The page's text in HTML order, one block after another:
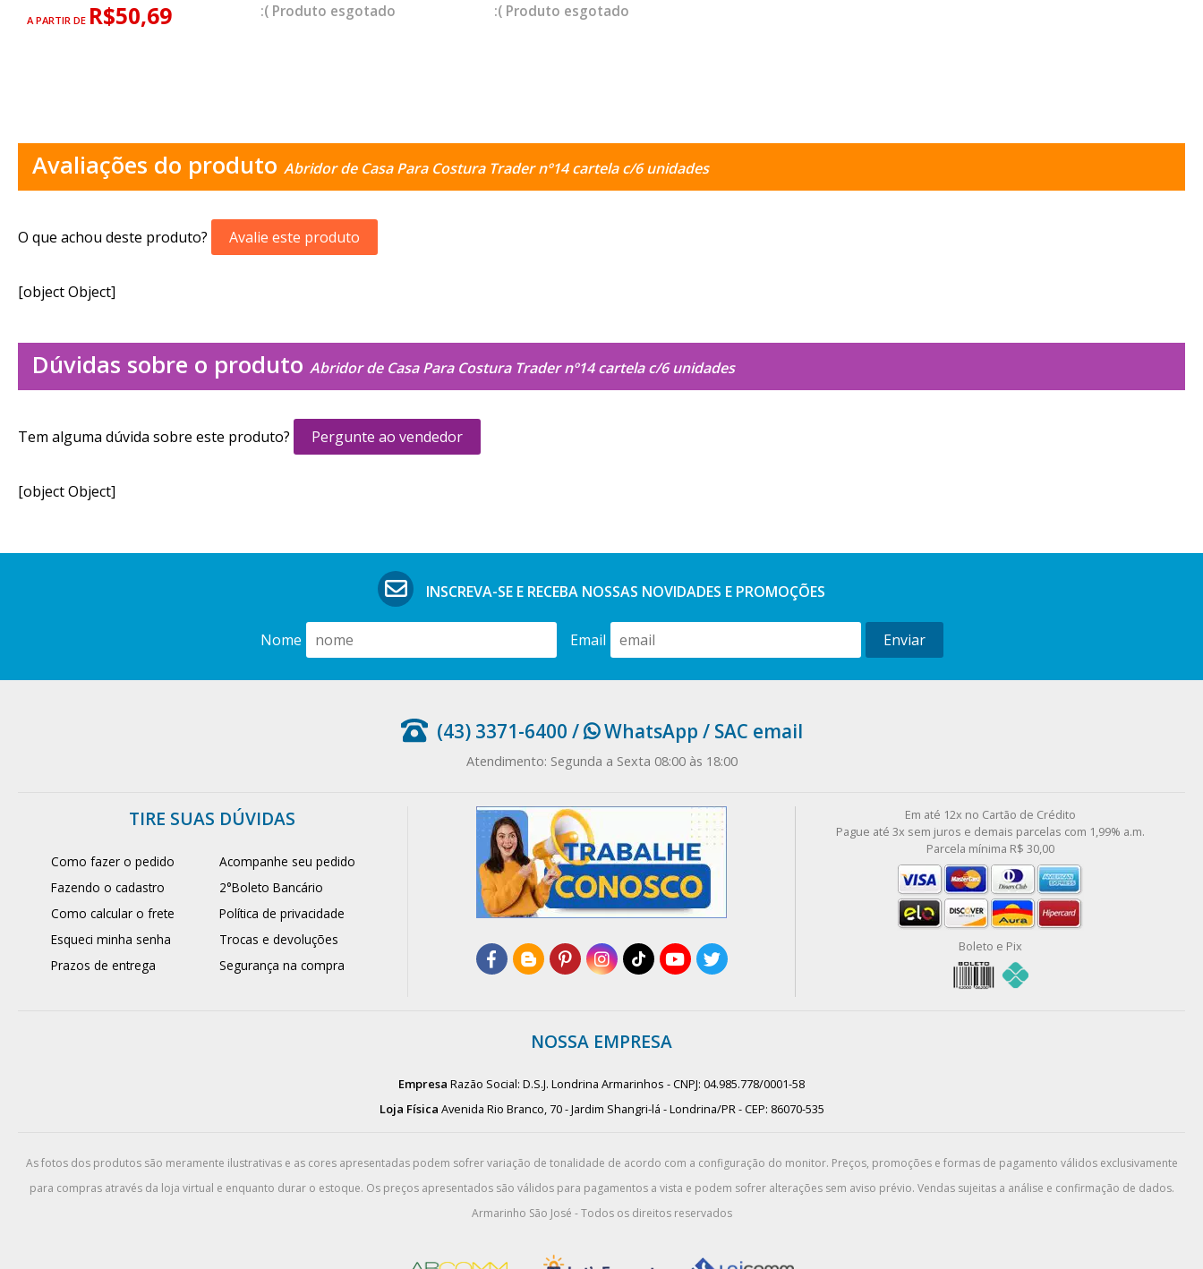
A PARTIR DE R$50,69 esgotado esgotado
Avaliações do produto Abridor de Casa Para Costura Trader nº14 cartela c/6 unidades
O que achou deste produto? Avalie este produto
[object Object]
Dúvidas sobre o produto Abridor de Casa Para Costura Trader nº14 cartela c/6 unidades
Tem alguma dúvida sobre este produto? Pergunte ao vendedor
[object Object]
INSCREVA-SE E RECEBA NOSSAS NOVIDADES E PROMOÇÕES
Nome Email Enviar
(43) 3371-6400 / WhatsApp / SAC email
Atendimento: Segunda a Sexta 08:00 às 18:00
TIRE SUAS DÚVIDAS
Como fazer o pedido
Fazendo o cadastro
Como calcular o frete
Esqueci minha senha
Prazos de entrega
Acompanhe seu pedido
2°Boleto Bancário
Política de privacidade
Trocas e devoluções
Segurança na compra
Em até 12x no Cartão de Crédito
Pague até 3x sem juros e demais parcelas com 1,99% a.m.
Parcela mínima R$ 30,00
Boleto e Pix
NOSSA EMPRESA
Empresa Razão Social: D.S.J. Londrina Armarinhos - CNPJ: 04.985.778/0001-58
Loja Física Avenida Rio Branco, 70 - Jardim Shangri-lá - Londrina/PR - CEP: 86070-535
As fotos dos produtos são meramente ilustrativas e as cores apresentadas podem sofrer variação de tonalidade de acordo com a configuração do monitor. Preços, promoções e formas de pagamento válidos exclusivamente
para compras através da loja virtual e enquanto durar o estoque. Os preços apresentados são válidos para pagamentos a vista e podem sofrer alterações sem aviso prévio. Vendas sujeitas a análise e confirmação de dados.
Armarinho São José - Todos os direitos reservados